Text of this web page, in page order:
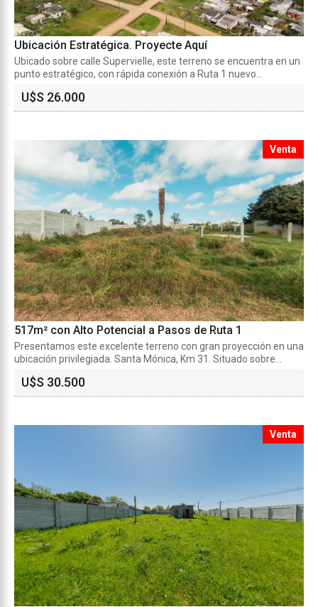
Ubicación Estratégica. Proyecte Aquí
Ubicado sobre calle Supervielle, este terreno se encuentra en un
punto estratégico, con rápida conexión a Ruta 1 nuevo...
U$S 26.000
Venta
517m² con Alto Potencial a Pasos de Ruta 1
Presentamos este excelente terreno con gran proyección en una
ubicación privilegiada. Santa Mónica, Km 31. Situado sobre...
U$S 30.500
Venta